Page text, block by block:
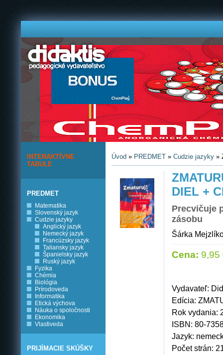
INTERAKTÍVNE
TABULE
PREDMET
Matematika
Slovenský jazyk
Cudzie jazyky
Anglický jazyk
Nemecký jazyk
Francúzsky jazyk
Taliansky jazyk
Španielsky jazyk
Ruský jazyk
Fyzika
Chémia
Biológia
Prírodoveda
Informatika
Etická výchova
Náuka o spoločnosti
Ekonomika
Vlastiveda
PRIJÍMACIE SKÚŠKY
Úvod » PREDMET » Cudzie jazyky »
DIEL +
Precvičuje
zásobu
Šárka
Cena: 9,95
Vydavateľ:
Edícia:
Rok vydania:
ISBN: 80-
Jazyk:
Počet strán: